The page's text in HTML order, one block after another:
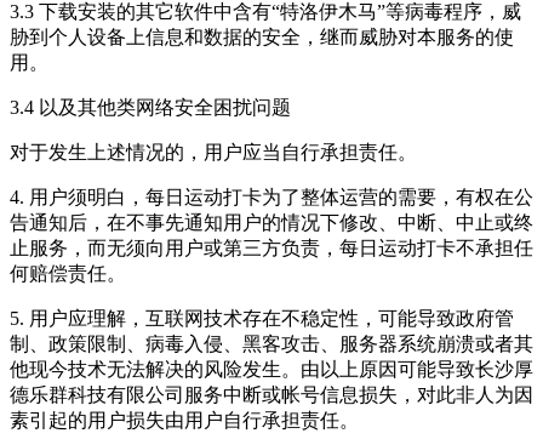
3.3 下载安装的其它软件中含有“特洛伊木马”等病毒程序，威
胁到个人设备上信息和数据的安全，继而威胁对本服务的使
用。
3.4 以及其他类网络安全困扰问题
对于发生上述情况的，用户应当自行承担责任。
4. 用户须明白， 每日运动打卡为了整体运营的需要，有权在公
告通知后，在不事先通知用户的情况下修改、中断、中止或终
止服务，而无须向用户或第三方负责， 每日运动打卡不承担任
何赔偿责任。
5. 用户应理解，互联网技术存在不稳定性，可能导致政府管
制、政策限制、病毒入侵、黑客攻击、服务器系统崩溃或者其
他现今技术无法解决的风险发生。由以上原因可能导致长沙厚
德乐群科技有限公司服务中断或帐号信息损失，对此非人为因
素引起的用户损失由用户自行承担责任。